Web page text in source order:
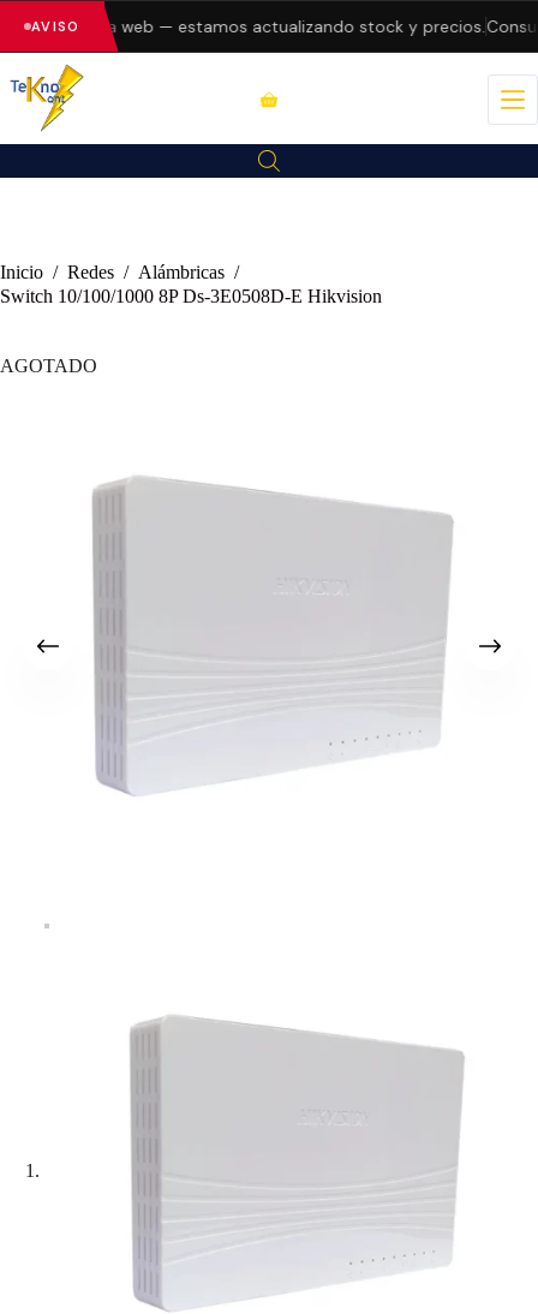
AVISOen la web — estamos actualizando stock y precios.
Inicio / Redes / Alámbricas /
Switch 10/100/1000 8P Ds-3E0508D-E Hikvision
AGOTADO